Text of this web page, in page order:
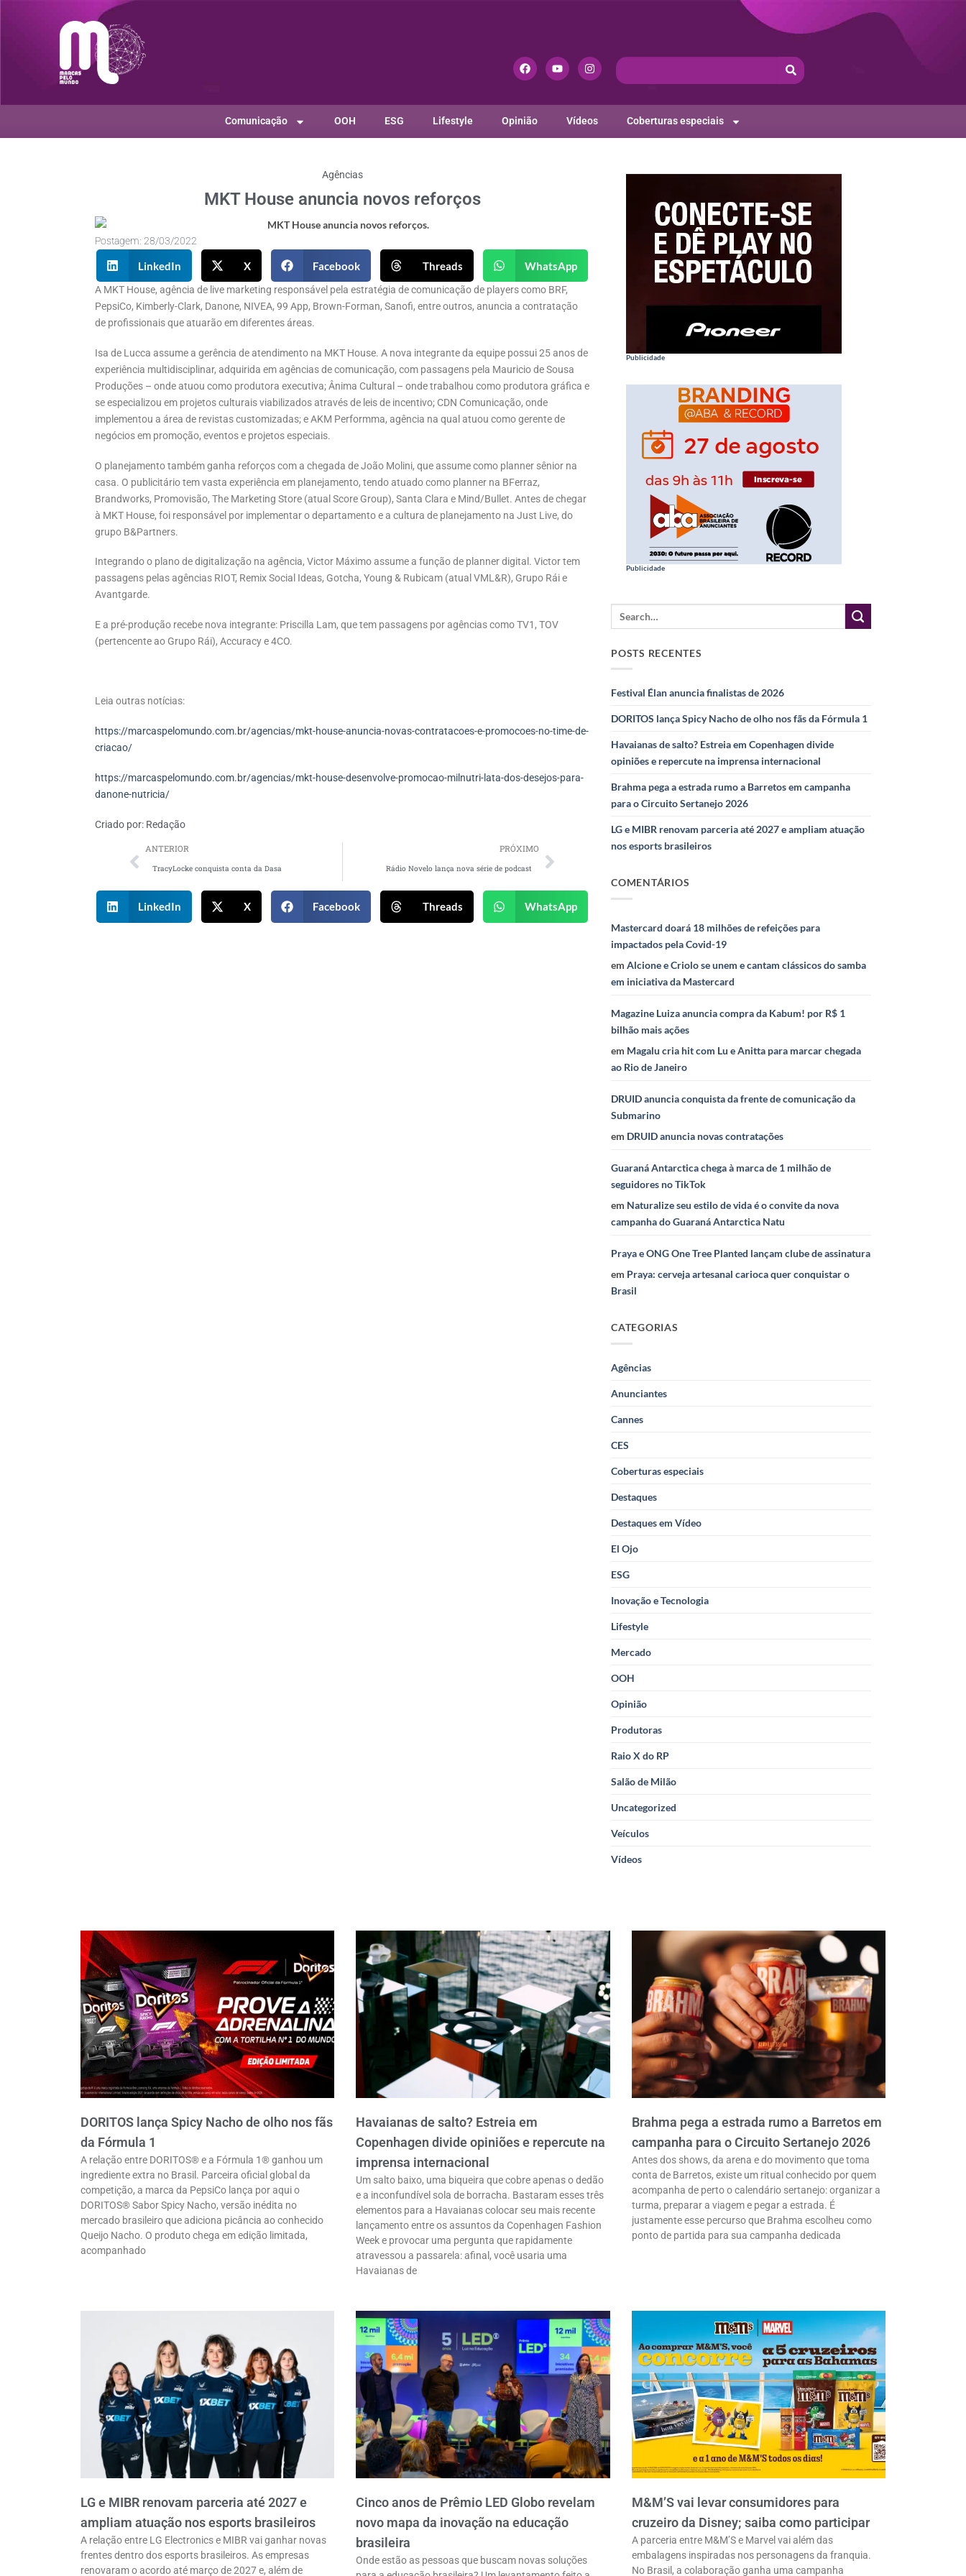
Comunicação OOH ESG Lifestyle Opinião Vídeos Coberturas especiais
Agências
MKT House anuncia novos reforços
Postagem: 28/03/2022
LinkedIn X Facebook Threads WhatsApp
A MKT House, agência de live marketing responsável pela estratégia de comunicação de players como BRF,
PepsiCo, Kimberly-Clark, Danone, NIVEA, 99 App, Brown-Forman, Sanofi, entre outros, anuncia a contratação
de profissionais que atuarão em diferentes áreas.
Isa de Lucca assume a gerência de atendimento na MKT House. A nova integrante da equipe possui 25 anos de
experiência multidisciplinar, adquirida em agências de comunicação, com passagens pela Mauricio de Sousa
Produções – onde atuou como produtora executiva; Ânima Cultural – onde trabalhou como produtora gráfica e
se especializou em projetos culturais viabilizados através de leis de incentivo; CDN Comunicação, onde
implementou a área de revistas customizadas; e AKM Performma, agência na qual atuou como gerente de
negócios em promoção, eventos e projetos especiais.
O planejamento também ganha reforços com a chegada de João Molini, que assume como planner sênior na
casa. O publicitário tem vasta experiência em planejamento, tendo atuado como planner na BFerraz,
Brandworks, Promovisão, The Marketing Store (atual Score Group), Santa Clara e Mind/Bullet. Antes de chegar
à MKT House, foi responsável por implementar o departamento e a cultura de planejamento na Just Live, do
grupo B&Partners.
Integrando o plano de digitalização na agência, Victor Máximo assume a função de planner digital. Victor tem
passagens pelas agências RIOT, Remix Social Ideas, Gotcha, Young & Rubicam (atual VML&R), Grupo Rái e
Avantgarde.
E a pré-produção recebe nova integrante: Priscilla Lam, que tem passagens por agências como TV1, TOV
(pertencente ao Grupo Rái), Accuracy e 4CO.
Leia outras notícias:
https://marcaspelomundo.com.br/agencias/mkt-house-anuncia-novas-contratacoes-e-promocoes-no-time-de-
criacao/
https://marcaspelomundo.com.br/agencias/mkt-house-desenvolve-promocao-milnutri-lata-dos-desejos-para-
danone-nutricia/
Criado por: Redação
ANTERIOR
TracyLocke conquista conta da Dasa
PRÓXIMO
Rádio Novelo lança nova série de podcast
LinkedIn X Facebook Threads WhatsApp
Publicidade
Publicidade
POSTS RECENTES
Festival Élan anuncia finalistas de 2026
DORITOS lança Spicy Nacho de olho nos fãs da Fórmula 1
Havaianas de salto? Estreia em Copenhagen divide
opiniões e repercute na imprensa internacional
Brahma pega a estrada rumo a Barretos em campanha
para o Circuito Sertanejo 2026
LG e MIBR renovam parceria até 2027 e ampliam atuação
nos esports brasileiros
COMENTÁRIOS
Mastercard doará 18 milhões de refeições para
impactados pela Covid-19
emAlcione e Criolo se unem e cantam clássicos do samba
em iniciativa da Mastercard
Magazine Luiza anuncia compra da Kabum! por R$ 1
bilhão mais ações
em Magalu cria hit com Lu e Anitta para marcar chegada
ao Rio de Janeiro
DRUID anuncia conquista da frente de comunicação da
Submarino
em DRUID anuncia novas contratações
Guaraná Antarctica chega à marca de 1 milhão de
seguidores no TikTok
em Naturalize seu estilo de vida é o convite da nova
campanha do Guaraná Antarctica Natu
Praya e ONG One Tree Planted lançam clube de assinatura
em Praya: cerveja artesanal carioca quer conquistar o
Brasil
CATEGORIAS
Agências
Anunciantes
Cannes
CES
Coberturas especiais
Destaques
Destaques em Vídeo
El Ojo
ESG
Inovação e Tecnologia
Lifestyle
Mercado
OOH
Opinião
Produtoras
Raio X do RP
Salão de Milão
Uncategorized
Veículos
Vídeos
DORITOS lança Spicy Nacho de olho nos fãs
da Fórmula 1
A relação entre DORITOS® e a Fórmula 1® ganhou um
ingrediente extra no Brasil. Parceira oficial global da
competição, a marca da PepsiCo lança por aqui o
DORITOS® Sabor Spicy Nacho, versão inédita no
mercado brasileiro que adiciona picância ao conhecido
Queijo Nacho. O produto chega em edição limitada,
acompanhado
Havaianas de salto? Estreia em
Copenhagen divide opiniões e repercute na
imprensa internacional
Um salto baixo, uma biqueira que cobre apenas o dedão
e a inconfundível sola de borracha. Bastaram esses três
elementos para a Havaianas colocar seu mais recente
lançamento entre os assuntos da Copenhagen Fashion
Week e provocar uma pergunta que rapidamente
atravessou a passarela: afinal, você usaria uma
Havaianas de
Brahma pega a estrada rumo a Barretos em
campanha para o Circuito Sertanejo 2026
Antes dos shows, da arena e do movimento que toma
conta de Barretos, existe um ritual conhecido por quem
acompanha de perto o calendário sertanejo: organizar a
turma, preparar a viagem e pegar a estrada. É
justamente esse percurso que Brahma escolheu como
ponto de partida para sua campanha dedicada
LG e MIBR renovam parceria até 2027 e
ampliam atuação nos esports brasileiros
A relação entre LG Electronics e MIBR vai ganhar novas
frentes dentro dos esports brasileiros. As empresas
renovaram o acordo até março de 2027 e, além de
Cinco anos de Prêmio LED Globo revelam
novo mapa da inovação na educação
brasileira
Onde estão as pessoas que buscam novas soluções
M&M’S vai levar consumidores para
cruzeiro da Disney; saiba como participar
A parceria entre M&M’S e Marvel vai além das
embalagens inspiradas nos personagens da franquia.
No Brasil, a colaboração ganha uma campanha